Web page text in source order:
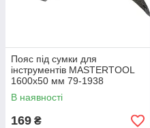
Пояс під сумки для
інструментів MASTERTOOL
1600х50 мм 79-1938
В наявності
169 ₴